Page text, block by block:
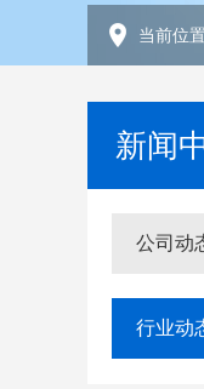
当前位置
新闻
公司动
行业动